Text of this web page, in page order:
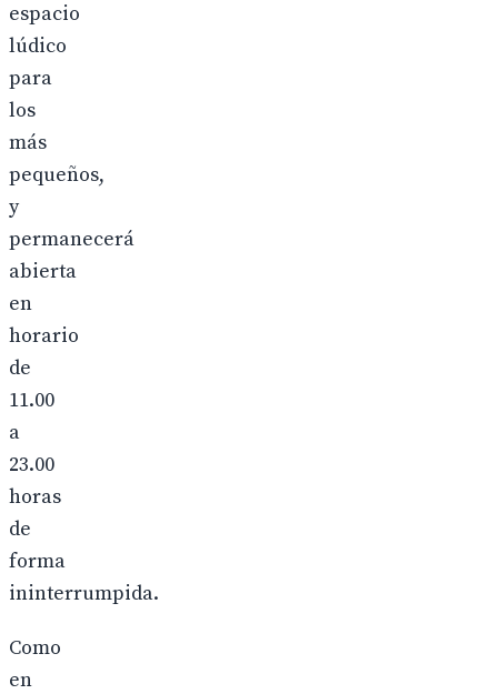
espacio
lúdico
para
los
más
pequeños,
y
permanecerá
abierta
en
horario
de
11.00
a
23.00
horas
de
forma
ininterrumpida.
Como
en